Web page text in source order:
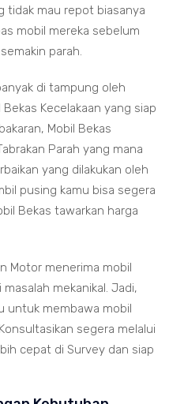
tidak mau repot biasanya
mobil mereka sebelum
parah.
di tampung oleh
Kecelakaan yang siap
Mobil Bekas
Parah yang mana
yang dilakukan oleh
pusing kamu bisa segera
Bekas tawarkan harga
Motor menerima mobil
mekanikal. Jadi,
untuk membawa mobil
segera melalui
cepat di Survey dan siap